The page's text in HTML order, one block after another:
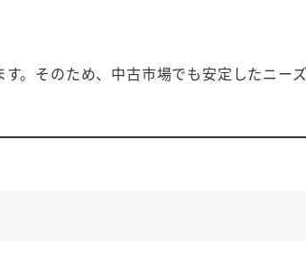
。そのため、中古市場でも安定したニー